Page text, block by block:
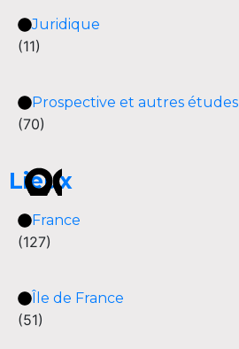
Juridique
(11)
Prospective et autres études
(70)
Lieux
France
(127)
Île de France
(51)